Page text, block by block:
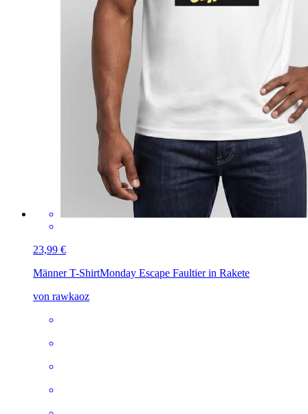
23,99 €
Männer T-ShirtMonday Escape Faultier in Rakete
von rawkaoz